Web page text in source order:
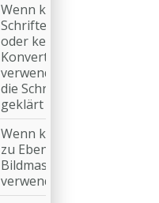
Wenn keine
Schrifteinbettung
oder keinerlei PDF/A-
Konvertierung
verwendet wird (oder
die Schriftensituation
geklärt ist)
Wenn keine Berichte
zu Ebenen /
Bildmasken
verwendet werden